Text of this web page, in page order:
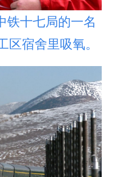
铁十七局的一名
区宿舍里吸氧。